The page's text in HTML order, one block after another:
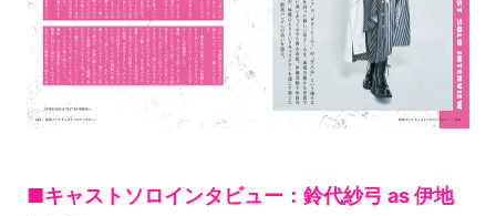
■キャストソロインタビュー：鈴代紗弓 as 伊地